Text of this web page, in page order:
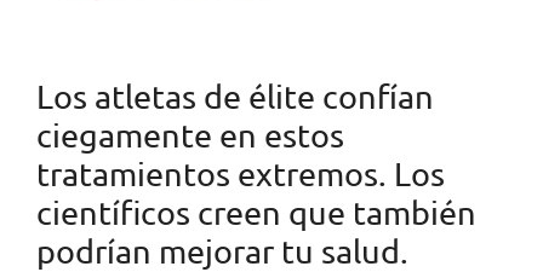
Los atletas de élite confían
ciegamente en estos
tratamientos extremos. Los
científicos creen que también
podrían mejorar tu salud.